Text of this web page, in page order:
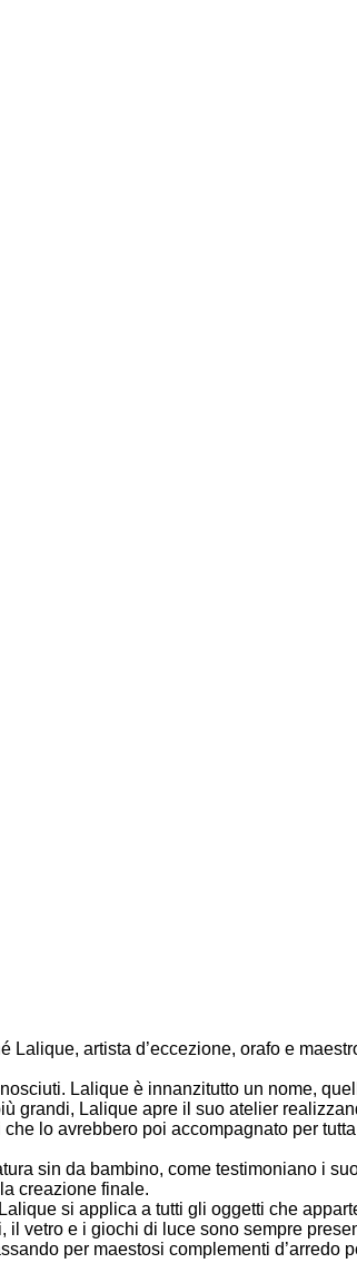
artista d’eccezione, orafo e
Lalique è innanzitutto un nome,
grandi, Lalique apre il suo atelier
lo avrebbero poi accompagnato per
sin da bambino, come testimoniano i
creazione finale.
si applica a tutti gli oggetti che
vetro e i giochi di luce sono sempre
per maestosi complementi d’arredo